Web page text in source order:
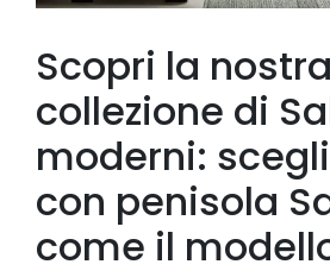
Scopri la nostra
collezione di
moderni:
con penisola
come il